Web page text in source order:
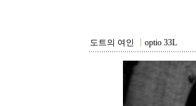
도트의 여인 optio 33L